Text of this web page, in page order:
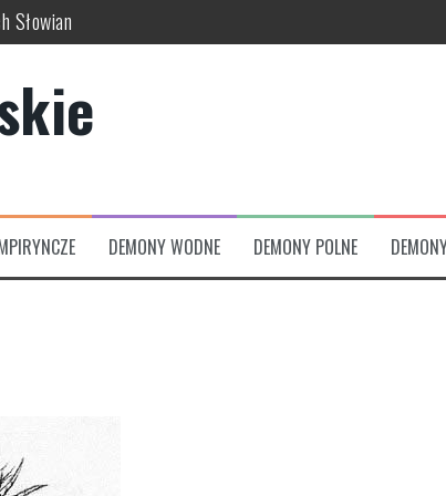
Słowian
świata
w dawnej kulturze
DEMONY WODNE DEMONY POLNE